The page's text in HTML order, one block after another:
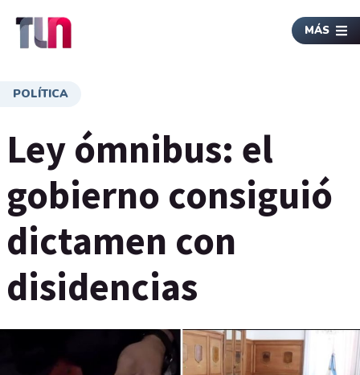
MÁS
POLÍTICA
Ley ómnibus: el
gobierno consiguió
dictamen con
disidencias